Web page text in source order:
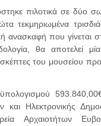
πιλοτικά σε δύο
τεκμηριωμένα
ανασκαφή που γίνεται
θα αποτελεί
του μουσείου
και Ηλεκτρονικής
Αρχαιοτήτων